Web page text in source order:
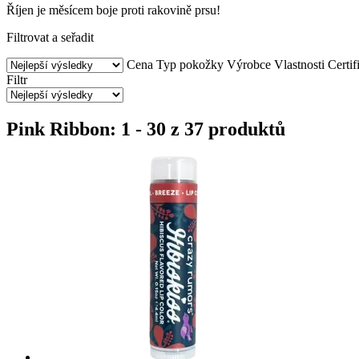
Říjen je měsícem boje proti rakovině prsu!
Filtrovat a seřadit
Cena Typ pokožky Výrobce Vlastnosti
Filtr
Pink Ribbon: 1 - 30 z 37 produktů